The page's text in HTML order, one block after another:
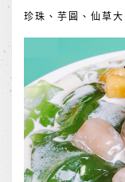
珍珠、芋圓、仙草